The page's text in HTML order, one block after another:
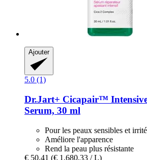
Ajouter
5.0 (1)
Dr.Jart+ Cicapair™
Serum, 30 ml
Pour les peaux sensibles et
Améliore l'apparence
Rend la peau plus résistante
€ 50,41 (€ 1.680,33 / L)